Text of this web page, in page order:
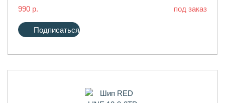
990 р. под заказ
Подписаться